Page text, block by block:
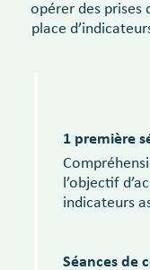
opérer des prises
place
1 première
l’objectif
indicateurs
Séances de